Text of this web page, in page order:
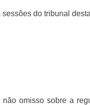
do tribunal
omisso sobre a